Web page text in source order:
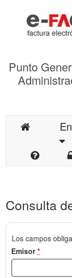
Punto
Consulta
Los campos
Emisor*